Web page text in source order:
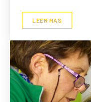
LEER MÁS